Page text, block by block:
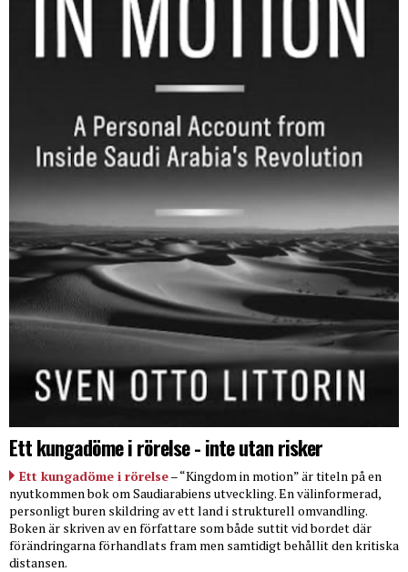
Ett kungadöme i rörelse - inte utan risker
Ett kungadöme i rörelse– “Kingdom in motion” är titeln på en
nyutkommen bok om Saudiarabiens utveckling. En välinformerad,
personligt buren skildring av ett land i strukturell omvandling.
Boken är skriven av en författare som både suttit vid bordet där
förändringarna förhandlats fram men samtidigt behållit den kritiska
distansen.